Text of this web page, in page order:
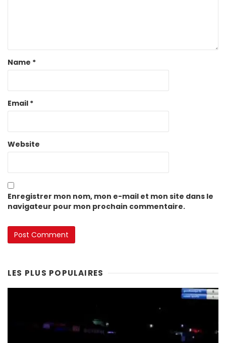
Name *
Email *
Website
Enregistrer mon nom, mon e-mail et mon site dans le
navigateur pour mon prochain commentaire.
LES PLUS POPULAIRES